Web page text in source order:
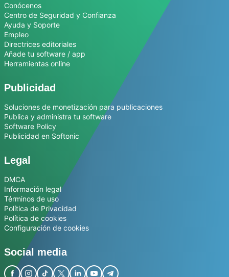
Conócenos
Centro de Seguridad y Confianza
Ayuda y Soporte
Empleo
Directrices editoriales
Añade tu software / app
Herramientas online
Publicidad
Soluciones de monetización para publicaciones
Publica y administra tu software
Software Policy
Publicidad en Softonic
Legal
DMCA
Información legal
Términos de uso
Política de Privacidad
Política de cookies
Configuración de cookies
Social media